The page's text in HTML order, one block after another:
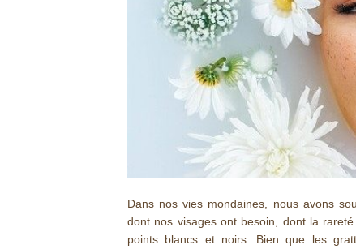
Dans nos vies mondaines, nous avons
dont nos visages ont besoin, dont la
points blancs et noirs. Bien que les